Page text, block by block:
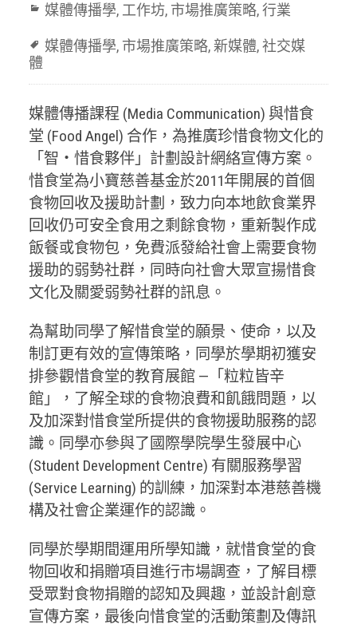
媒體傳播學, 工作坊, 市場推廣策略,行業
媒體傳播學, 市場推廣策略,新媒體,社交媒
體
媒體傳播課程 (Media Communication) 與惜食
堂 (Food Angel) 合作，為推廣珍惜食物文化的
「智・惜食夥伴」計劃設計網絡宣傳方案。
惜食堂為小寶慈善基金於2011年開展的首個
食物回收及援助計劃，致力向本地飲食業界
回收仍可安全食用之剩餘食物，重新製作成
飯餐或食物包，免費派發給社會上需要食物
援助的弱勢社群，同時向社會大眾宣揚惜食
文化及關愛弱勢社群的訊息。
為幫助同學了解惜食堂的願景、使命，以及
制訂更有效的宣傳策略，同學於學期初獲安
排參觀惜食堂的教育展館 —「粒粒皆辛
館」，了解全球的食物浪費和飢餓問題，以
及加深對惜食堂所提供的食物援助服務的認
識。同學亦參與了國際學院學生發展中心
(Student Development Centre) 有關服務學習
(Service Learning) 的訓練，加深對本港慈善機
構及社會企業運作的認識。
同學於學期間運用所學知識，就惜食堂的食
物回收和捐贈項目進行市場調查，了解目標
受眾對食物捐贈的認知及興趣，並設計創意
宣傳方案，最後向惜食堂的活動策劃及傳訊